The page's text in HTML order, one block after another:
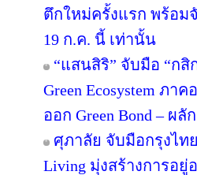
ตึกใหม่ครั้งแรก พร้อม
19 ก.ค. นี้ เท่านั้น
“แสนสิริ” จับมือ “ก
Green Ecosystem ภา
ออก Green Bond – ผ
ศุภาลัย จับมือกรุงไท
Living มุ่งสร้างการอยู่